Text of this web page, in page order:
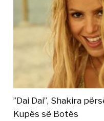
”Dai Dai”, Shakira
Kupës së Botës